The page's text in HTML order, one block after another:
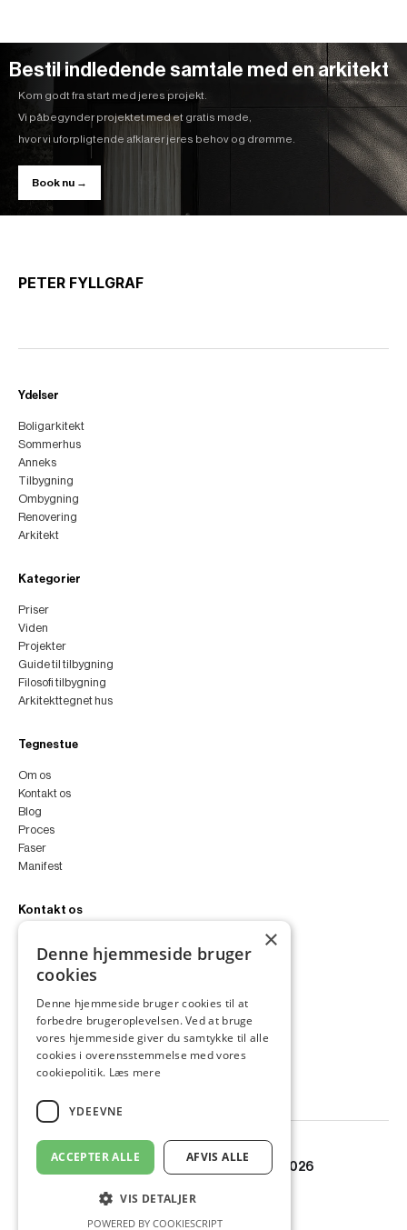
Bestil indledende samtale med en arkitekt
Kom godt fra start med jeres projekt.
Vi påbegynder projektet med et gratis møde,
hvor vi uforpligtende afklarer jeres behov og drømme.
Book nu →
PETER FYLLGRAF
Ydelser
Boligarkitekt
Sommerhus
Anneks
Tilbygning
Ombygning
Renovering
Arkitekt
Kategorier
Priser
Viden
Projekter
Guide til tilbygning
Filosofi tilbygning
Arkitekttegnet hus
Tegnestue
Om os
Kontakt os
Blog
Proces
Faser
Manifest
Kontakt os
+45 4252 0011
VA11a
2300 København S
Instagram
LinkedIn
© Copyright PETER FYLLGRAF 2026
×
Denne hjemmeside bruger
cookies
Denne hjemmeside bruger cookies til at
forbedre brugeroplevelsen. Ved at bruge
vores hjemmeside giver du samtykke til alle
cookies i overensstemmelse med vores
cookiepolitik. Læs mere
YDEEVNE
ACCEPTER ALLE AFVIS ALLE
VIS DETALJER
POWERED BY COOKIESCRIPT